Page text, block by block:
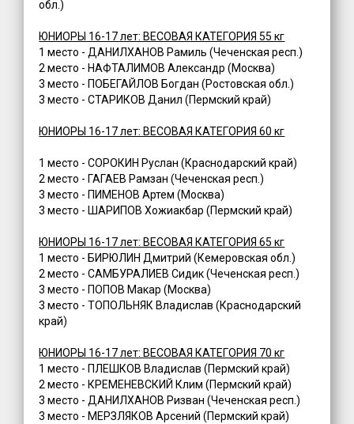
обл.)
ЮНИОРЫ 16-17 лет: ВЕСОВАЯ КАТЕГОРИЯ 55 кг
1 место - ДАНИЛХАНОВ Рамиль (Чеченская респ.)
2 место - НАФТАЛИМОВ Александр (Москва)
3 место - ПОБЕГАЙЛОВ Богдан (Ростовская обл.)
3 место - СТАРИКОВ Данил (Пермский край)
ЮНИОРЫ 16-17 лет: ВЕСОВАЯ КАТЕГОРИЯ 60 кг
1 место - СОРОКИН Руслан (Краснодарский край)
2 место - ГАГАЕВ Рамзан (Чеченская респ.)
3 место - ПИМЕНОВ Артем (Москва)
3 место - ШАРИПОВ Хожиакбар (Пермский край)
ЮНИОРЫ 16-17 лет: ВЕСОВАЯ КАТЕГОРИЯ 65 кг
1 место - БИРЮЛИН Дмитрий (Кемеровская обл.)
2 место - САМБУРАЛИЕВ Сидик (Чеченская респ.)
3 место - ПОПОВ Макар (Москва)
3 место - ТОПОЛЬНЯК Владислав (Краснодарский
край)
ЮНИОРЫ 16-17 лет: ВЕСОВАЯ КАТЕГОРИЯ 70 кг
1 место - ПЛЕШКОВ Владислав (Пермский край)
2 место - КРЕМЕНЕВСКИЙ Клим (Пермский край)
3 место - ДАНИЛХАНОВ Ризван (Чеченская респ.)
3 место - МЕРЗЛЯКОВ Арсений (Пермский край)